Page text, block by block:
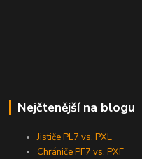
Nejčtenější na blogu
Jističe PL7 vs. PXL
Chrániče PF7 vs. PXF